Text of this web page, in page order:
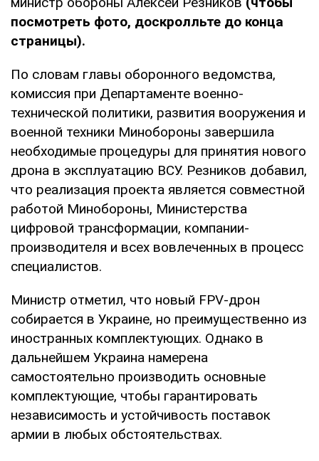
посмотреть фото, доскролльте до конца
страницы).
По словам главы оборонного ведомства,
комиссия при Департаменте военно-
технической политики, развития вооружения и
военной техники Минобороны завершила
необходимые процедуры для принятия нового
дрона в эксплуатацию ВСУ. Резников добавил,
что реализация проекта является совместной
работой Минобороны, Министерства
цифровой трансформации, компании-
производителя и всех вовлеченных в процесс
специалистов.
Министр отметил, что новый FPV-дрон
собирается в Украине, но преимущественно из
иностранных комплектующих. Однако в
дальнейшем Украина намерена
самостоятельно производить основные
комплектующие, чтобы гарантировать
независимость и устойчивость поставок
армии в любых обстоятельствах.